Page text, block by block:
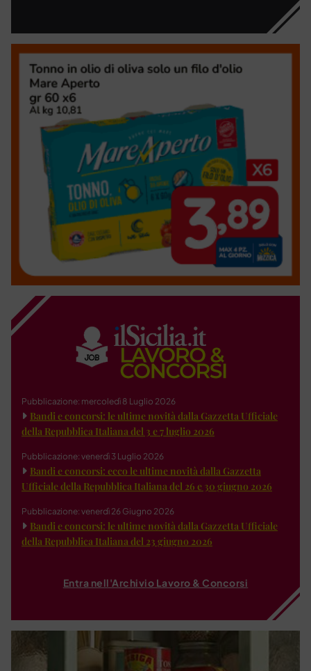
Pubblicazione: mercoledì 8 Luglio 2026
Bandi e concorsi: le ultime novità dalla Gazzetta Ufficiale
della Repubblica Italiana del 3 e 7 luglio 2026
Pubblicazione: venerdì 3 Luglio 2026
Bandi e concorsi: ecco le ultime novità dalla Gazzetta
Ufficiale della Repubblica Italiana del 26 e 30 giugno 2026
Pubblicazione: venerdì 26 Giugno 2026
Bandi e concorsi: le ultime novità dalla Gazzetta Ufficiale
della Repubblica Italiana del 23 giugno 2026
Entra nell'Archivio Lavoro & Concorsi